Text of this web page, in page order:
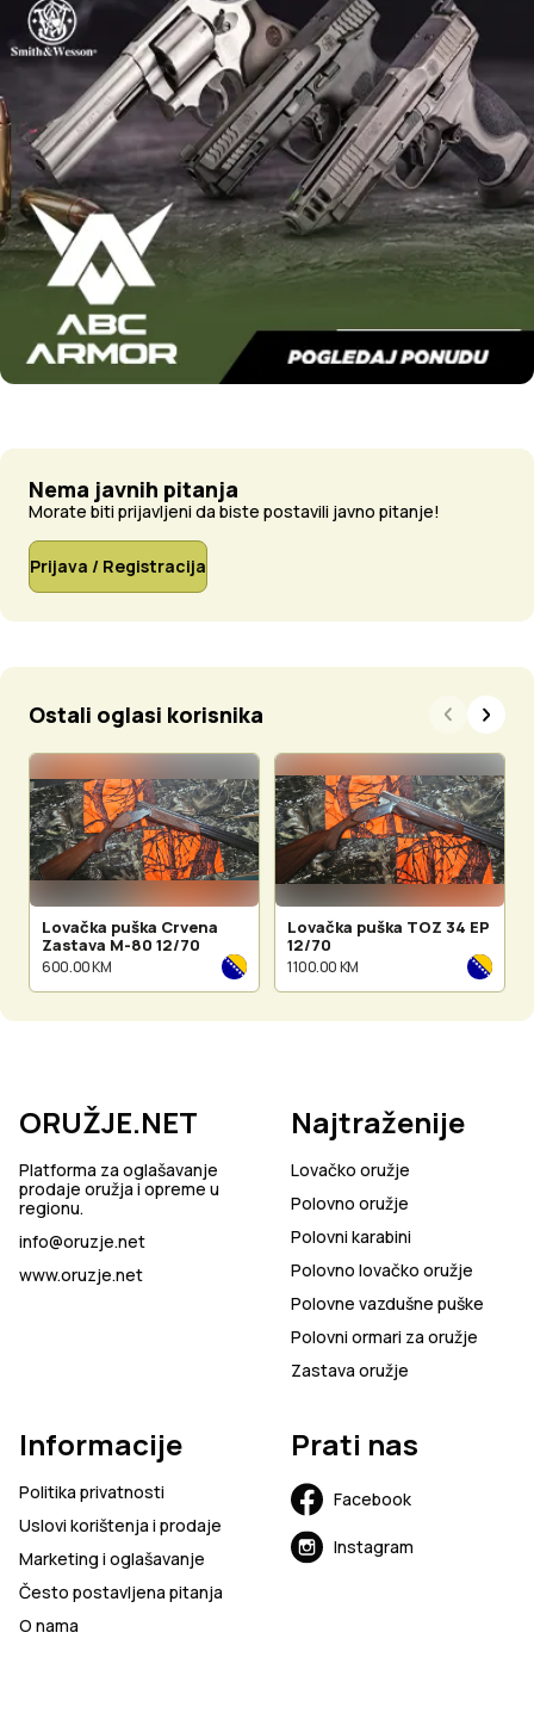
Nema javnih pitanja
Morate biti prijavljeni da biste postavili javno pitanje!
Prijava / Registracija
Ostali oglasi korisnika
Lovačka puška Crvena
Zastava M-80 12/70
600.00 KM
Lovačka puška TOZ 34 EP
12/70
1 100.00 KM
ORUŽJE.NET
Platforma za oglašavanje
prodaje oružja i opreme u
regionu.
info@oruzje.net
www.oruzje.net
Najtraženije
Lovačko oružje
Polovno oružje
Polovni karabini
Polovno lovačko oružje
Polovne vazdušne puške
Polovni ormari za oružje
Zastava oružje
Informacije
Politika privatnosti
Uslovi korištenja i prodaje
Marketing i oglašavanje
Često postavljena pitanja
O nama
Prati nas
Facebook
Instagram